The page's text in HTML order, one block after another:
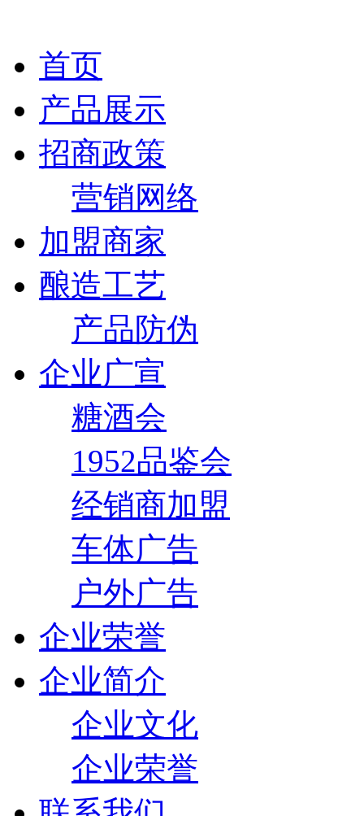
首页
产品展示
招商政策
营销网络
加盟商家
酿造工艺
产品防伪
企业广宣
糖酒会
1952品鉴会
经销商加盟
车体广告
户外广告
企业荣誉
企业简介
企业文化
企业荣誉